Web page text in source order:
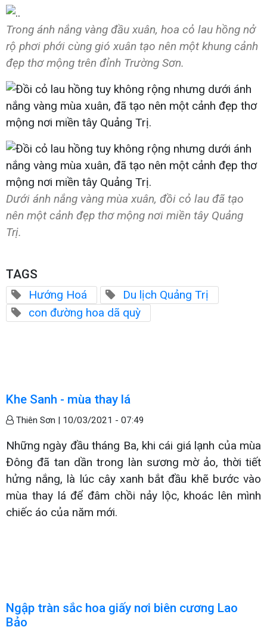
Trong ánh nắng vàng đầu xuân, hoa cỏ lau hồng nở
rộ phơi phới cùng gió xuân tạo nên một khung cảnh
đẹp thơ mộng trên đỉnh Trường Sơn.
Dưới ánh nắng vàng mùa xuân, đồi cỏ lau đã tạo
nên một cảnh đẹp thơ mộng nơi miền tây Quảng
Trị.
TAGS
Hướng Hoá
Du lịch Quảng Trị
con đường hoa dã quỳ
Khe Sanh - mùa thay lá
Thiên Sơn | 10/03/2021 - 07:49
Những ngày đầu tháng Ba, khi cái giá lạnh của mùa
Đông đã tan dần trong làn sương mờ ảo, thời tiết
hửng nắng, là lúc cây xanh bắt đầu khẽ bước vào
mùa thay lá để đâm chồi nảy lộc, khoác lên mình
chiếc áo của năm mới.
Ngập tràn sắc hoa giấy nơi biên cương Lao
Bảo